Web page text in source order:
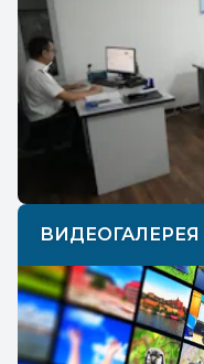
Previous
ВИДЕОГАЛЕРЕЯ